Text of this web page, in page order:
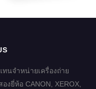
ทนจำหน่ายเครื่องถ่าย
องยี่ห้อ CANON, XEROX,